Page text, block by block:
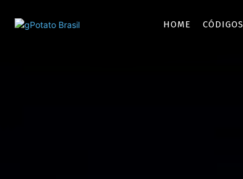
HOME CÓDIGOS